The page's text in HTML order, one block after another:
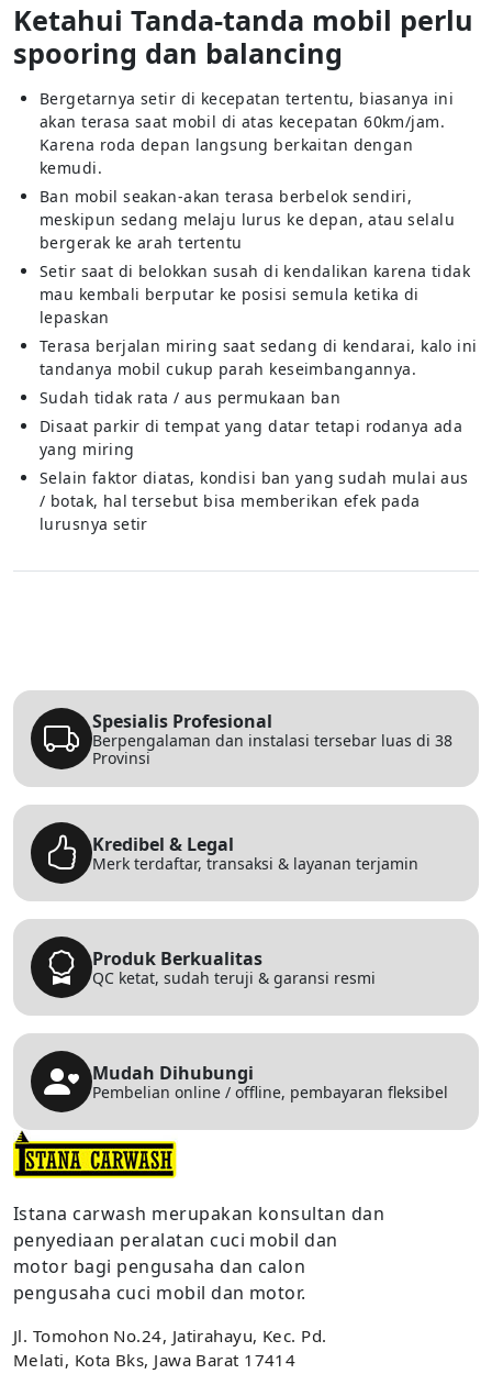
Ketahui Tanda-tanda mobil perlu
spooring dan balancing
Bergetarnya setir di kecepatan tertentu, biasanya ini
akan terasa saat mobil di atas kecepatan 60km/jam.
Karena roda depan langsung berkaitan dengan
kemudi.
Ban mobil seakan-akan terasa berbelok sendiri,
meskipun sedang melaju lurus ke depan, atau selalu
bergerak ke arah tertentu
Setir saat di belokkan susah di kendalikan karena tidak
mau kembali berputar ke posisi semula ketika di
lepaskan
Terasa berjalan miring saat sedang di kendarai, kalo ini
tandanya mobil cukup parah keseimbangannya.
Sudah tidak rata / aus permukaan ban
Disaat parkir di tempat yang datar tetapi rodanya ada
yang miring
Selain faktor diatas, kondisi ban yang sudah mulai aus
/ botak, hal tersebut bisa memberikan efek pada
lurusnya setir
Spesialis Profesional
Berpengalaman dan instalasi tersebar luas di 38
Provinsi
Kredibel & Legal
Merk terdaftar, transaksi & layanan terjamin
Produk Berkualitas
QC ketat, sudah teruji & garansi resmi
Mudah Dihubungi
Pembelian online / offline, pembayaran fleksibel
Istana carwash merupakan konsultan dan
penyediaan peralatan cuci mobil dan
motor bagi pengusaha dan calon
pengusaha cuci mobil dan motor.
Jl. Tomohon No.24, Jatirahayu, Kec. Pd.
Melati, Kota Bks, Jawa Barat 17414